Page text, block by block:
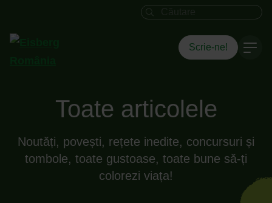
Câmpul de căutare
Scrie-ne!
Toate articolele
Noutăți, povești, rețete inedite, concursuri și
tombole, toate gustoase, toate bune să-ți
colorezi viața!